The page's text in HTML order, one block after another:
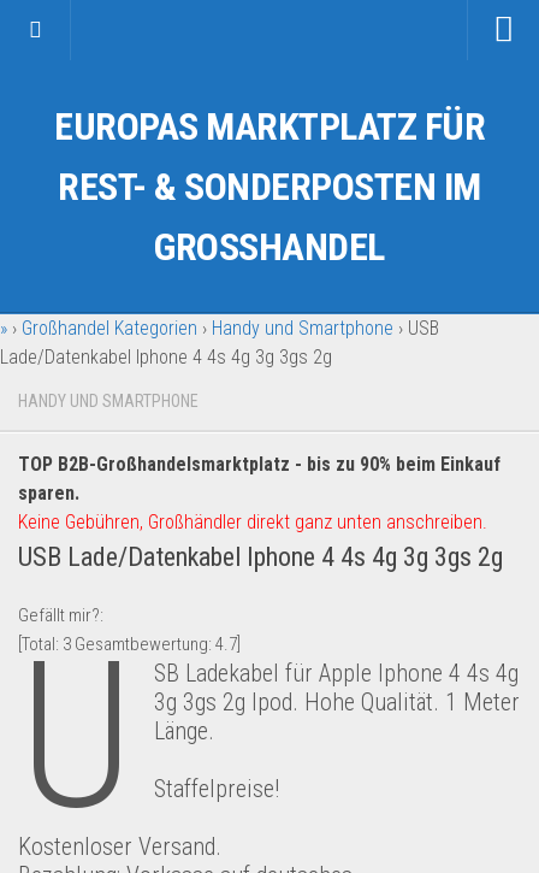
Kategorien
Auto & Motorrad
Fahrzeuge & Transport
Garten & Werkzeug
Geschäft, Büro & Schreibwaren
Geschenkartikel
Handy und Smartphone
Kosmetik & Pflege
Lebensmittel & Getränke
Multimedia & Elektro
Münzen
Spielzeug & Games
Schuhe & Accessoires
Sport & Freizeit
Uhren & Schmuck
Wohnen & Einrichten
EUROPAS MARKTPLATZ FÜR
REST- & SONDERPOSTEN IM
GROSSHANDEL
» › Großhandel Kategorien › Handy und Smartphone › USB
Lade/Datenkabel Iphone 4 4s 4g 3g 3gs 2g
HANDY UND SMARTPHONE
TOP B2B-Großhandelsmarktplatz - bis zu 90% beim Einkauf
sparen.
Keine Gebühren, Großhändler direkt ganz unten anschreiben.
USB Lade/Datenkabel Iphone 4 4s 4g 3g 3gs 2g
Gefällt mir?:
[Total: 3 Gesamtbewertung: 4.7
U
SB Ladekabel für Apple Iphone 4 4s 4g
3g 3gs 2g Ipod. Hohe Qualität. 1 Meter
Länge.
Staffelpreise!
Kostenloser Versand.